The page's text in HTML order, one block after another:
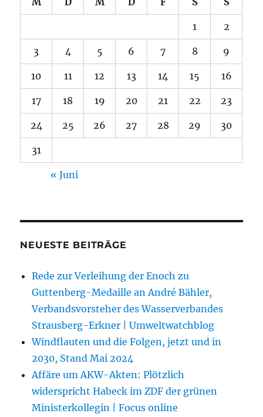
1 2
3 4 5 6 7 8 9
10 11 12 13 14 15 16
17 18 19 20 21 22 23
24 25 26 27 28 29 30
31
« Juni
NEUESTE BEITRÄGE
Rede zur Verleihung der Enoch zu
Guttenberg-Medaille an André Bähler,
Verbandsvorsteher des Wasserverbandes
Strausberg-Erkner | Umweltwatchblog
Windflauten und die Folgen, jetzt und in
2030, Stand Mai 2024
Affäre um AKW-Akten: Plötzlich
widerspricht Habeck im ZDF der grünen
Ministerkollegin | Focus online